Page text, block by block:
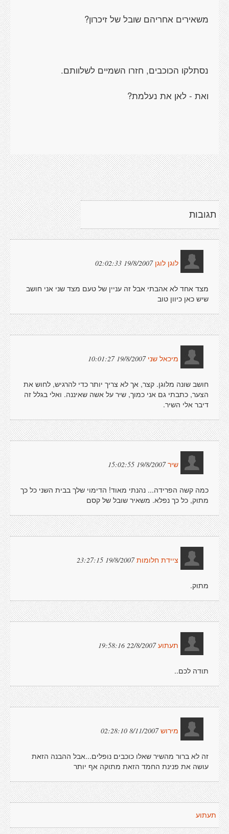
משאירים אחריהם שובל של זיכרון?
נסתלקו הכוכבים, חזרו השמיים לשלוותם.
ואת - לאן את נעלמת?
תגובות
לוגן לוגן 19/8/2007 02:02:33
מצד אחד לא אהבתי אבל זה עניין של טעם מצד שני אני חושב
שיש כאן כיוון טוב
מיכאל שני 19/8/2007 10:01:27
חושב שונה מלוגן. קצר, אך לא צריך יותר כדי להרגיש, לחוש את
הצער, כתבתי גם אני כמוך, שיר על אשה שאיננה. ואלי בגלל זה
דיבר אלי השיר.
שיר19/8/2007 15:02:55
כמה קשה הפרידה... נהנתי מאוד! הדימוי שלך בבית השני כל כך
מתוק, כל כך נפלא. משאיר שובל של קסם
ציידת חלומות 19/8/2007 23:27:15
מתוק.
תעתוע22/8/2007 19:58:16
תודה לכם..
מירוש8/11/2007 02:28:10
זה לא ברור מהשיר שאלו כוכבים נופלים...אבל ההבנה הזאת
עושה את פנינת החמד הזאת מתוקה אף יותר
תעתוע